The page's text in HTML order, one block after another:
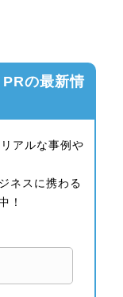
の最新情
アルな事例や
ネスに携わる
！